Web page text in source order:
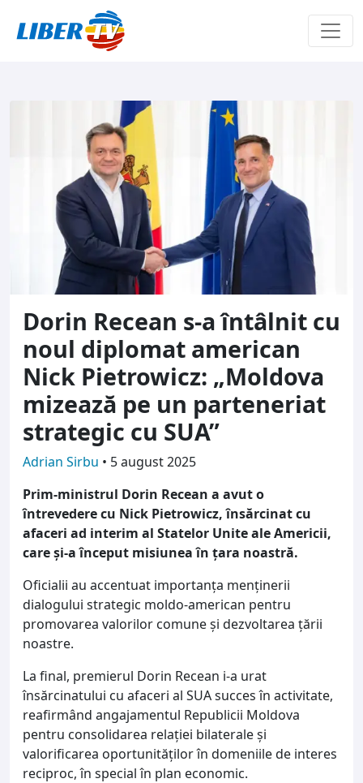
Dorin Recean s-a întâlnit cu
noul diplomat american
Nick Pietrowicz: „Moldova
mizează pe un parteneriat
strategic cu SUA”
Adrian Sirbu • 5 august 2025
Prim-ministrul Dorin Recean a avut o
întrevedere cu Nick Pietrowicz, însărcinat cu
afaceri ad interim al Statelor Unite ale Americii,
care și-a început misiunea în țara noastră.
Oficialii au accentuat importanța menținerii
dialogului strategic moldo-american pentru
promovarea valorilor comune și dezvoltarea țării
noastre.
La final, premierul Dorin Recean i-a urat
însărcinatului cu afaceri al SUA succes în activitate,
reafirmând angajamentul Republicii Moldova
pentru consolidarea relației bilaterale și
valorificarea oportunităților în domeniile de interes
reciproc, în special în plan economic.